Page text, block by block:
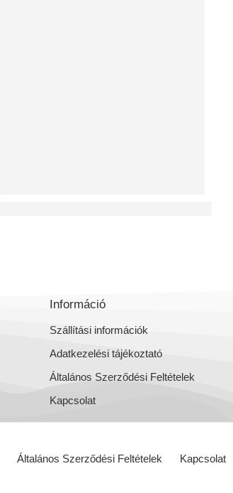
Információ
Szállítási információk
Adatkezelési tájékoztató
Általános Szerződési Feltételek
Kapcsolat
Általános Szerződési Feltételek Kapcsolat